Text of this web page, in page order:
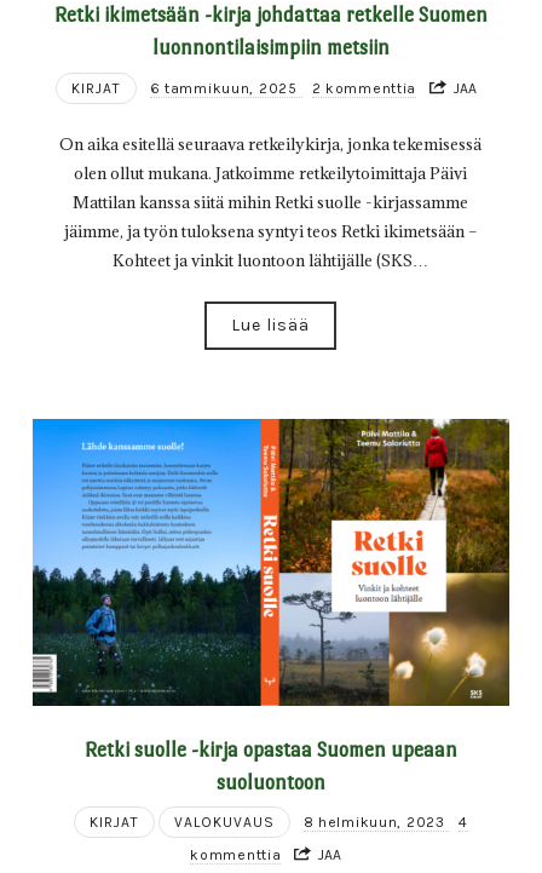
Retki ikimetsään -kirja johdattaa retkelle Suomen
luonnontilaisimpiin metsiin
KIRJAT 6 tammikuun, 2025 2 kommenttia JAA
On aika esitellä seuraava retkeilykirja, jonka tekemisessä
olen ollut mukana. Jatkoimme retkeilytoimittaja Päivi
Mattilan kanssa siitä mihin Retki suolle -kirjassamme
jäimme, ja työn tuloksena syntyi teos Retki ikimetsään –
Kohteet ja vinkit luontoon lähtijälle (SKS…
Lue lisää
Retki suolle -kirja opastaa Suomen upeaan
suoluontoon
KIRJAT VALOKUVAUS 8 helmikuun, 2023
4
kommenttia
JAA